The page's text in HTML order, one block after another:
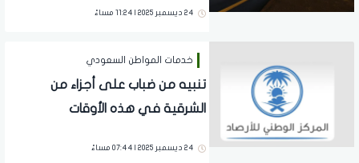
24 ديسمبر 2025 | 11:24 مساءً
خدمات المواطن السعودي
تنبيه من ضباب على أجزاء من
الشرقية في هذه الأوقات
24 ديسمبر 2025 | 07:44 مساءً